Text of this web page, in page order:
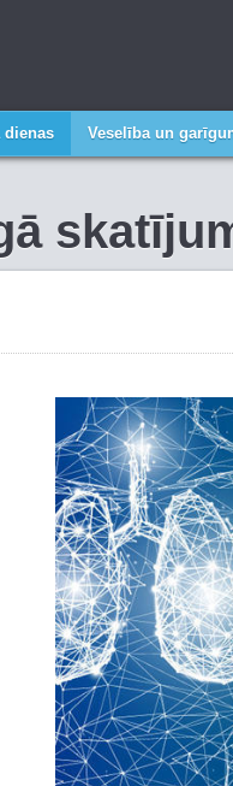
dienas Veselība un